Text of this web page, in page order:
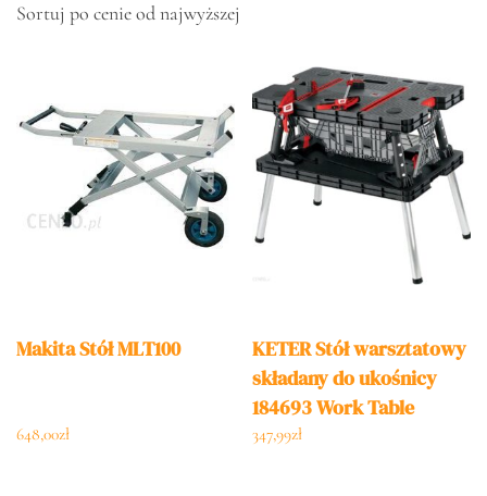
Sortuj po cenie od najwyższej
Makita Stół MLT100
648,00zł
KETER Stół warsztatowy
składany do ukośnicy
184693 Work Table
347,99zł